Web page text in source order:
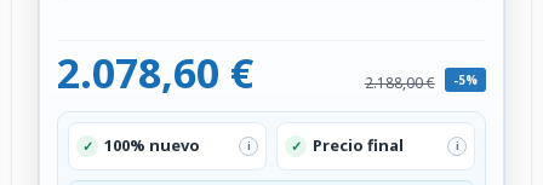
2.078,60 € 2.188,00 € -5%
✓ 100% nuevo i ✓ Precio final i